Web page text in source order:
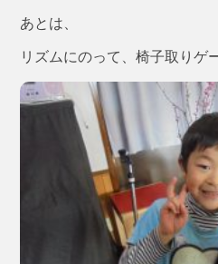
あとは、
リズムにのって、椅子取りゲ